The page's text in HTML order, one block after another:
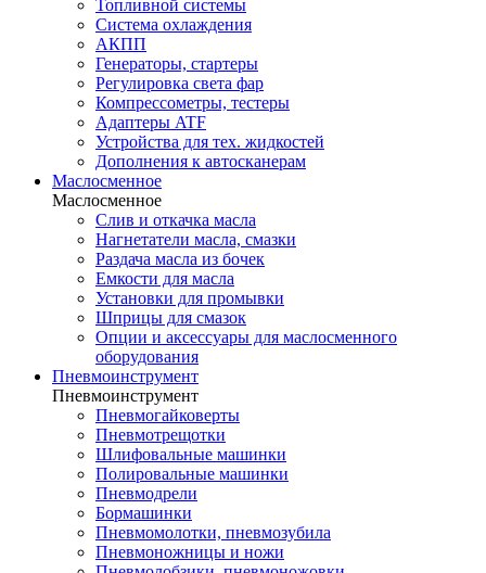
Топливной системы
Система охлаждения
АКПП
Генераторы, стартеры
Регулировка света фар
Компрессометры, тестеры
Адаптеры ATF
Устройства для тех. жидкостей
Дополнения к автосканерам
Маслосменное
Маслосменное
Слив и откачка масла
Нагнетатели масла, смазки
Раздача масла из бочек
Емкости для масла
Установки для промывки
Шприцы для смазок
Опции и аксессуары для маслосменного
оборудования
Пневмоинструмент
Пневмоинструмент
Пневмогайковерты
Пневмотрещотки
Шлифовальные машинки
Полировальные машинки
Пневмодрели
Бормашинки
Пневмомолотки, пневмозубила
Пневмоножницы и ножи